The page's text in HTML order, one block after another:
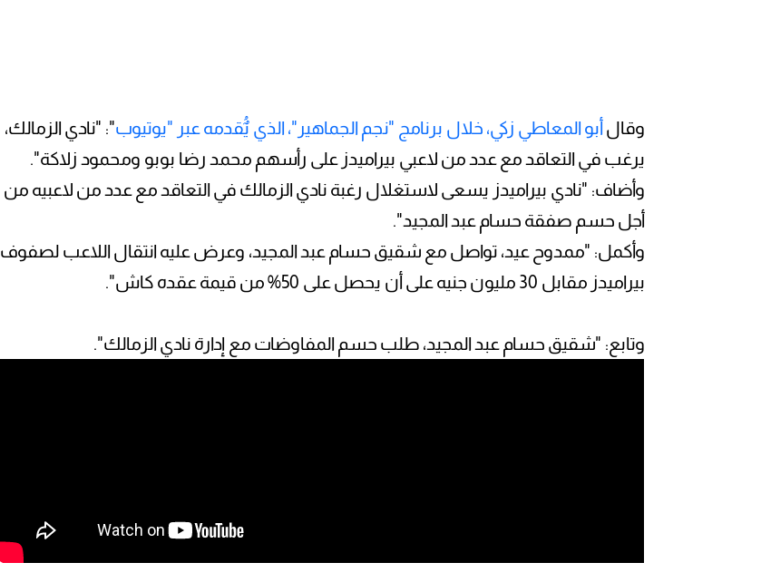
وقال أبو المعاطي زكي، خلال برنامج "نجم الجماهير"، الذي يٌُقدمه عبر "يوتيوب": "نادي الزمالك،
يرغب في التعاقد مع عدد من لاعبي بيراميدز على رأسهم محمد رضا بوبو ومحمود زلاكة".
وأضاف: "نادي بيراميدز يسعى لاستغلال رغبة نادي الزمالك في التعاقد مع عدد من لاعبيه من
أجل حسم صفقة حسام عبد المجيد".
وأكمل: "ممدوح عيد، تواصل مع شقيق حسام عبد المجيد، وعرض عليه انتقال اللاعب لصفوف
بيراميدز مقابل 30 مليون جنيه على أن يحصل على 50% من قيمة عقده كاش".
وتابع: "شقيق حسام عبد المجيد، طلب حسم المفاوضات مع إدارة نادي الزمالك".